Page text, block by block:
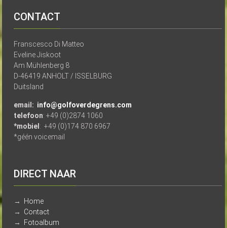
CONTACT
Franscesco Di Matteo
Eveline Jiskoot
Am Mühlenberg 8
D-46419 ANHOLT / ISSELBURG
Duitsland
email: info@golfoverdegrens.com
telefoon: +49 (0)2874 1060
*mobiel : +49 (0)174 870 6967
*géén voicemail
DIRECT NAAR
→ Home
→ Contact
→ Fotoalbum